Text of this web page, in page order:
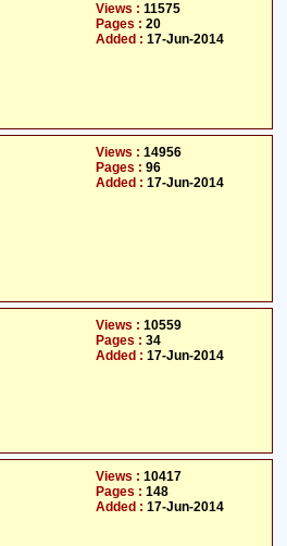
Views : 11575
Pages : 20
Added : 17-Jun-2014
Views : 14956
Pages : 96
Added : 17-Jun-2014
Views : 10559
Pages : 34
Added : 17-Jun-2014
Views : 10417
Pages : 148
Added : 17-Jun-2014